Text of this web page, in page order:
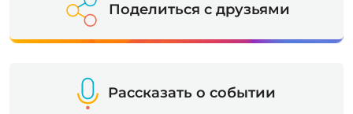
Поделиться с друзьями
Рассказать о событии